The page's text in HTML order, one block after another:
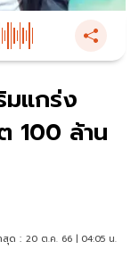
มแกร่ง
100 ล้าน
สุด : 20 ต.ค. 66 | 04:05 น.